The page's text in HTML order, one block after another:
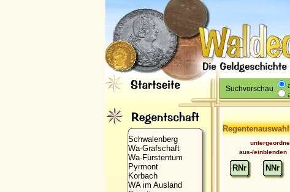
Suchvorschau
Schwalenberg
Wa-Grafschaft
Wa-Fürstentum
Pyrmont
Korbach
WA im Ausland
aus-/einblenden
RNr NNr